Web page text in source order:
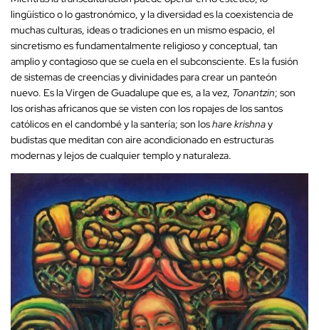
lingüístico o lo gastronómico, y la diversidad es la coexistencia de
muchas culturas, ideas o tradiciones en un mismo espacio, el
sincretismo es fundamentalmente religioso y conceptual, tan
amplio y contagioso que se cuela en el subconsciente. Es la fusión
de sistemas de creencias y divinidades para crear un panteón
nuevo. Es la Virgen de Guadalupe que es, a la vez, Tonantzin; son
los orishas africanos que se visten con los ropajes de los santos
católicos en el candombé y la santería; son loshare krishnay
budistas que meditan con aire acondicionado en estructuras
modernas y lejos de cualquier templo y naturaleza.